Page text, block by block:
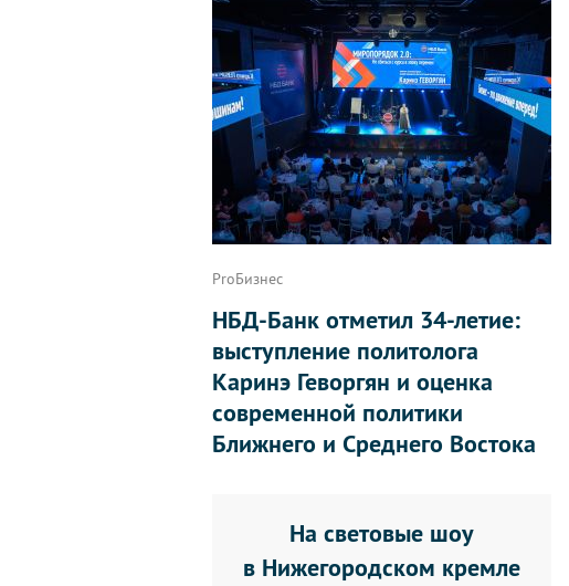
ProБизнес
НБД-Банк отметил 34-летие:
выступление политолога
Каринэ Геворгян и оценка
современной политики
Ближнего и Среднего Востока
На световые шоу
в Нижегородском кремле